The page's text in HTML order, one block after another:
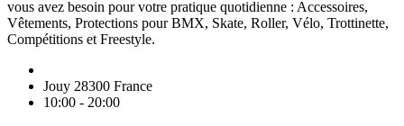
vous avez besoin pour votre pratique quotidienne : Accessoires,
Vêtements, Protections pour BMX, Skate, Roller, Vélo, Trottinette,
Compétitions et Freestyle.
Jouy 28300 France
10:00 - 20:00